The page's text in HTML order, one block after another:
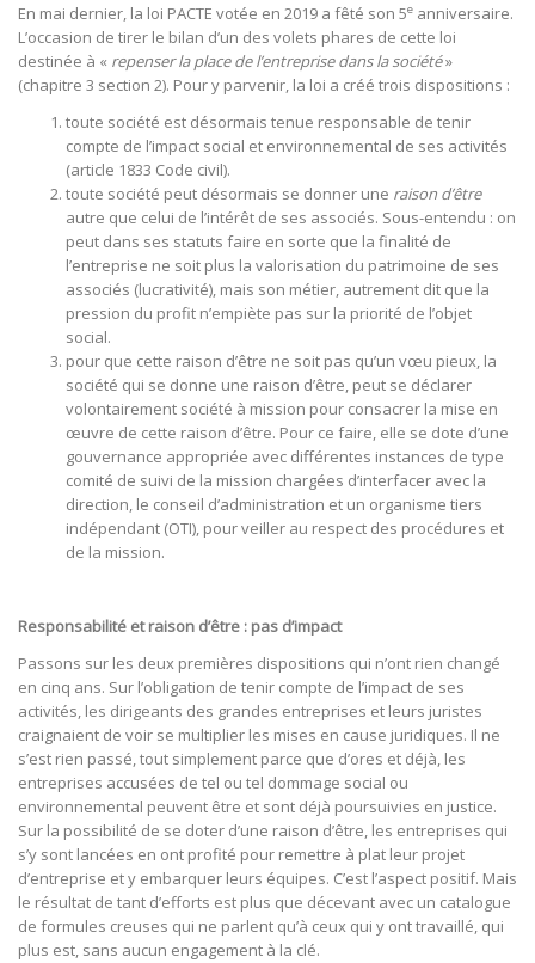
En mai dernier, la loi PACTE votée en 2019 a fêté son 5e anniversaire.
L’occasion de tirer le bilan d’un des volets phares de cette loi
destinée à « repenser la place de l’entreprise dans la société»
(chapitre 3 section 2). Pour y parvenir, la loi a créé trois dispositions :
toute société est désormais tenue responsable de tenir
compte de l’impact social et environnemental de ses activités
(article 1833 Code civil).
toute société peut désormais se donner une raison d’être
autre que celui de l’intérêt de ses associés. Sous-entendu : on
peut dans ses statuts faire en sorte que la finalité de
l’entreprise ne soit plus la valorisation du patrimoine de ses
associés (lucrativité), mais son métier, autrement dit que la
pression du profit n’empiète pas sur la priorité de l’objet
social.
pour que cette raison d’être ne soit pas qu’un vœu pieux, la
société qui se donne une raison d’être, peut se déclarer
volontairement société à mission pour consacrer la mise en
œuvre de cette raison d’être. Pour ce faire, elle se dote d’une
gouvernance appropriée avec différentes instances de type
comité de suivi de la mission chargées d’interfacer avec la
direction, le conseil d’administration et un organisme tiers
indépendant (OTI), pour veiller au respect des procédures et
de la mission.
Responsabilité et raison d’être : pas d’impact
Passons sur les deux premières dispositions qui n’ont rien changé
en cinq ans. Sur l’obligation de tenir compte de l’impact de ses
activités, les dirigeants des grandes entreprises et leurs juristes
craignaient de voir se multiplier les mises en cause juridiques. Il ne
s’est rien passé, tout simplement parce que d’ores et déjà, les
entreprises accusées de tel ou tel dommage social ou
environnemental peuvent être et sont déjà poursuivies en justice.
Sur la possibilité de se doter d’une raison d’être, les entreprises qui
s’y sont lancées en ont profité pour remettre à plat leur projet
d’entreprise et y embarquer leurs équipes. C’est l’aspect positif. Mais
le résultat de tant d’efforts est plus que décevant avec un catalogue
de formules creuses qui ne parlent qu’à ceux qui y ont travaillé, qui
plus est, sans aucun engagement à la clé.